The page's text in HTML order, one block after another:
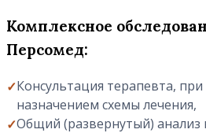
Комплексное
Персомед:
Консультация терапевта,
назначением схемы лечения,
Общий (развернутый) анализ